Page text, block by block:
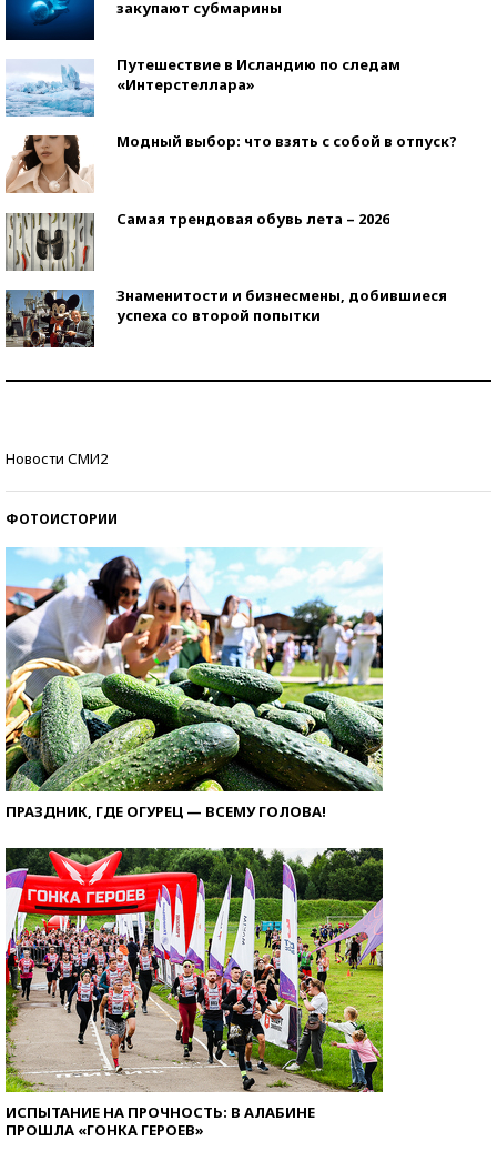
закупают субмарины
Путешествие в Исландию по следам
«Интерстеллара»
Модный выбор: что взять с собой в отпуск?
Самая трендовая обувь лета – 2026
Знаменитости и бизнесмены, добившиеся
успеха со второй попытки
Новости СМИ2
ФОТОИСТОРИИ
ПРАЗДНИК, ГДЕ ОГУРЕЦ — ВСЕМУ ГОЛОВА!
ИСПЫТАНИЕ НА ПРОЧНОСТЬ: В АЛАБИНЕ
ПРОШЛА «ГОНКА ГЕРОЕВ»